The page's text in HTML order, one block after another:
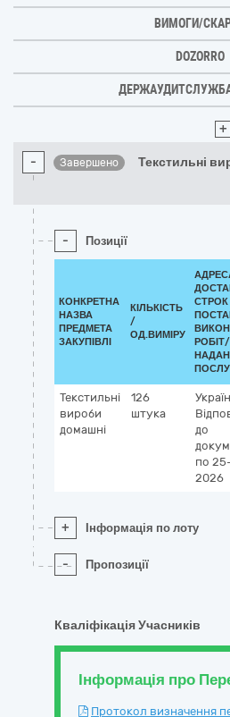
ВИМОГИ/
DOZORRO
ДЕРЖАУДИТСЛУЖБА
+
- Завершено Текстильні
- Позиції
КОНКРЕТНА
НАЗВА
ПРЕДМЕТА
ЗАКУПІВЛІ
КІЛЬКІСТЬ
/
ОД.ВИМІРУ
СТРОК
РОБІТ/
Текстильні
вироби
домашні
126
штука
до
по
2026
+ Інформація по лоту
- Пропозиції
Кваліфікація Учасників
Інформація про
Протокол визначення